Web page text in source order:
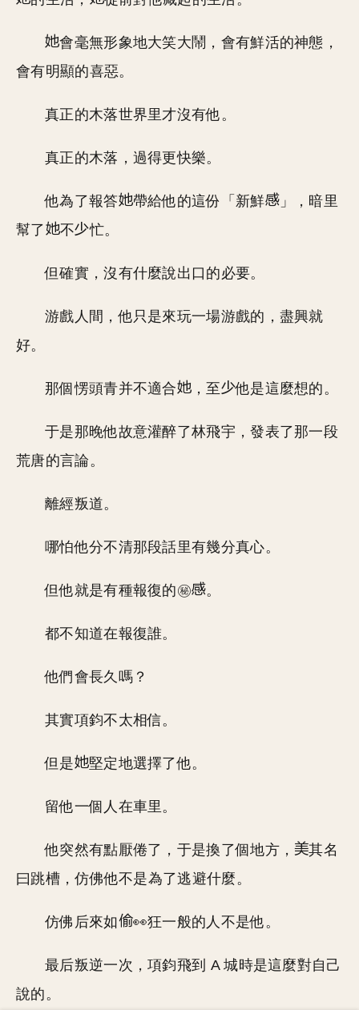
會毫無形象地大笑大鬧，會有鮮活的神態，
會有明顯的喜惡。
真正的木落世界里才沒有他。
真正的木落，過得更快樂。
他為了報答 帶給他的這份「新鮮
」，暗里
幫了
不 忙。
但確實，沒有什麼說出口的必要。
游戲人間，他只是來玩一場游戲的，盡興就
好。
那個愣頭青并不適合 ，至 他是這麼想的。
于是那晚他故意灌醉了林飛宇，發表了那一段
荒唐的言論。
離經叛道。
哪怕他分不清那段話里有幾分真心。
但他就是有種報復的㊙️ 。
都不知道在報復誰。
他們會長久嗎？
其實項鈞不太相信。
但是 堅定地選擇了他。
留他一個人在車里。
他突然有點厭倦了，于是換了個地方，
其名
曰跳槽，仿佛他不是為了逃避什麼。
仿佛后來如 👀狂一般的人不是他。
最后叛逆一次，項鈞飛到 A 城時是這麼對自己
說的。